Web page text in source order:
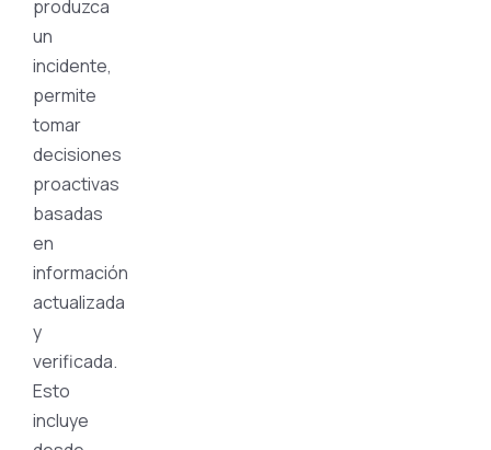
produzca
un
incidente,
permite
tomar
decisiones
proactivas
basadas
en
información
actualizada
y
verificada.
Esto
incluye